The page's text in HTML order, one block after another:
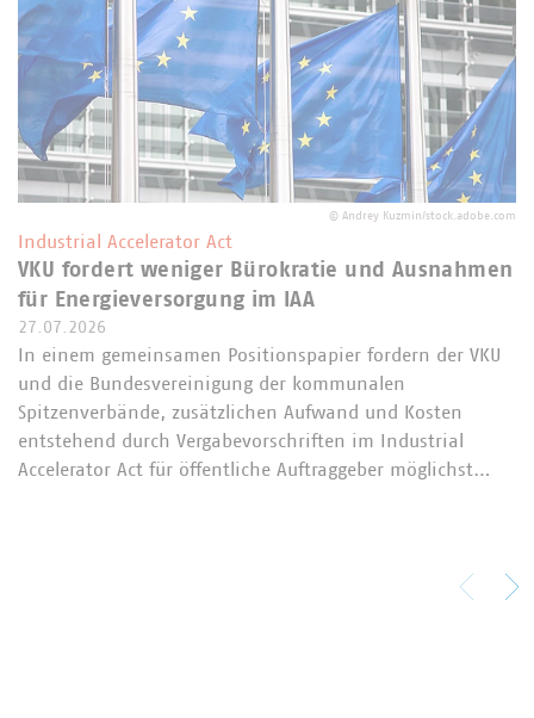
© Andrey Kuzmin/stock.adobe.com
Industrial Accelerator Act
VKU fordert weniger Bürokratie und Ausnahmen
für Energieversorgung im IAA
27.07.2026
In einem gemeinsamen Positionspapier fordern der VKU
und die Bundesvereinigung der kommunalen
Spitzenverbände, zusätzlichen Aufwand und Kosten
entstehend durch Vergabevorschriften im Industrial
Accelerator Act für öffentliche Auftraggeber möglichst…